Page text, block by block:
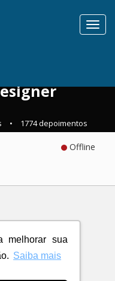
melhorar sua
Saiba mais
• 1774 depoimentos
Offline